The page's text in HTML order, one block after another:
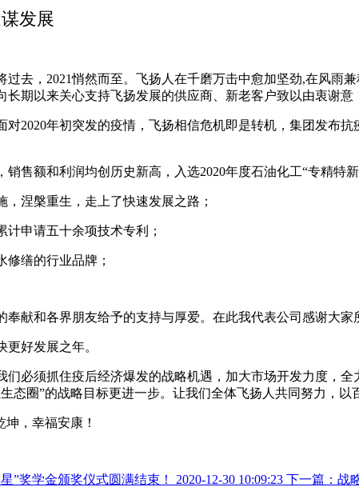
发展
过去，2021悄然而至。飞扬人在千磨万击中愈加坚劲,在风雨
期以来关心支持飞扬发展的供应商、新老客户致以由衷谢意
2020年初突发的疫情，飞扬相信危机即是转机，集团发布
售额和利润均创历史新高，入选2020年度石油化工“专精特新
涅槃重生，走上了快速发展之路；
申请五十余项技术专利；
缮的行业品牌；
献和各界朋友给予的支持与厚爱。在此我代表公司感谢大家
好发展之年。
必须抓住疫后经济爆发的战略机遇，加大市场开发力度，
态圈”的战略目标更进一步。让我们全体飞扬人共同努力，以
坤，幸福安康！
”奖学金颁奖仪式圆满结束！ 2020-12-30 10:09:23 下一篇：战